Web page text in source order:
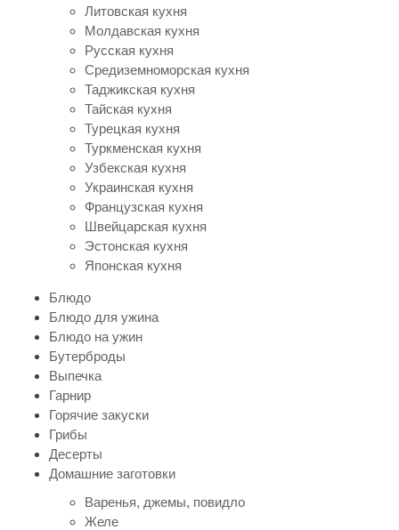
Литовская кухня
Молдавская кухня
Русская кухня
Средиземноморская кухня
Таджикская кухня
Тайская кухня
Турецкая кухня
Туркменская кухня
Узбекская кухня
Украинская кухня
Французская кухня
Швейцарская кухня
Эстонская кухня
Японская кухня
Блюдо
Блюдо для ужина
Блюдо на ужин
Бутерброды
Выпечка
Гарнир
Горячие закуски
Грибы
Десерты
Домашние заготовки
Варенья, джемы, повидло
Желе